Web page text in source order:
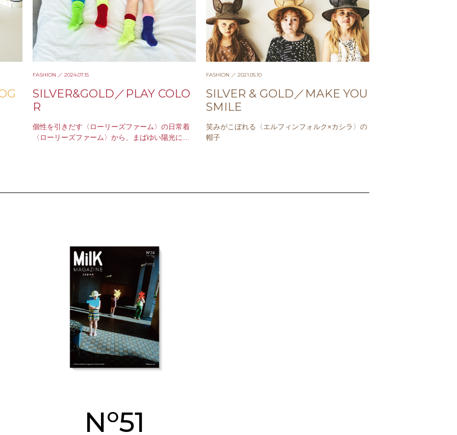
FASHION ／ 2024.07.15
SILVER&GOLD／PLAY COLO
R
個性を引きだす〈ローリーズファーム〉の日常着
〈ローリーズファーム〉から、まばゆい陽光に映
FASHION ／ 2021.05.10
SILVER & GOLD／MAKE YOU
SMILE
笑みがこぼれる〈エルフィンフォルク×カシラ〉の
帽子
No51